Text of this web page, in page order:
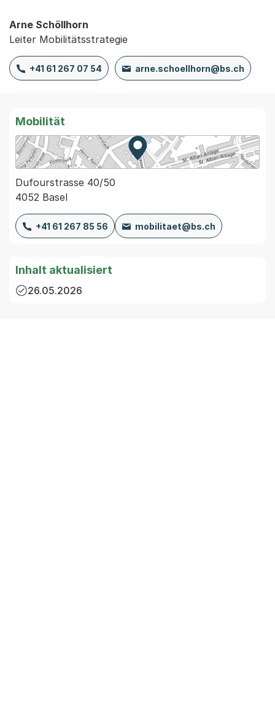
Arne Schöllhorn
Leiter Mobilitätsstrategie
+41 61 267 07 54 arne.schoellhorn@bs.ch
Mobilität
Zur Karte von MapBS.
Externer Link, wird in einem
Dufourstrasse 40/50
4052 Basel
+41 61 267 85 56 mobilitaet@bs.ch
Inhalt aktualisiert
26.05.2026